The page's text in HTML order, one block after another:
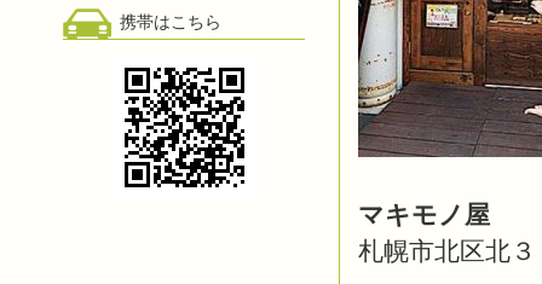
携帯はこちら
マキモノ屋
札幌市北区北